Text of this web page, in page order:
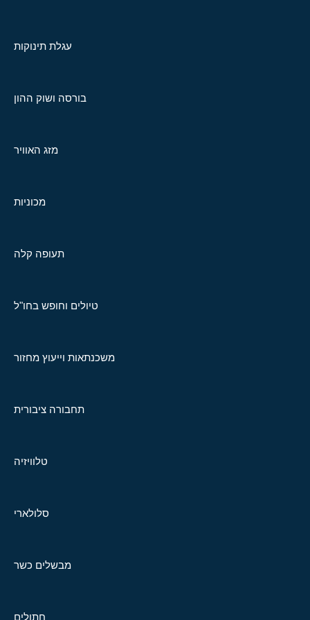
עגלת תינוקות
בורסה ושוק ההון
מזג האוויר
מכוניות
תעופה קלה
טיולים וחופש בחו"ל
משכנתאות וייעוץ מחזור
תחבורה ציבורית
טלוויזיה
סלולארי
מבשלים כשר
חתולים